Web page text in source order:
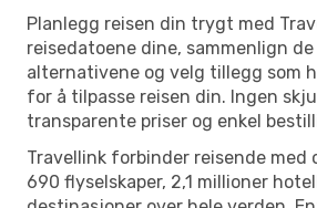
Planlegg reisen din trygt med
reisedatoene dine, sammenlign
alternativene og velg tillegg som
for å tilpasse reisen din. Ingen
transparente priser og enkel
Travellink forbinder reisende med
690 flyselskaper, 2,1 millioner